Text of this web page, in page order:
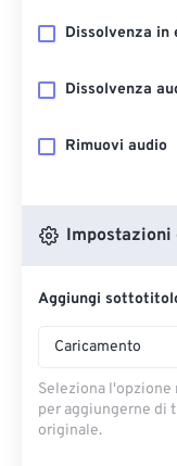
Dissolvenza in
Dissolvenza
Rimuovi audio
Aggiungi
Caricamento
Seleziona
per aggiungerne di
originale.